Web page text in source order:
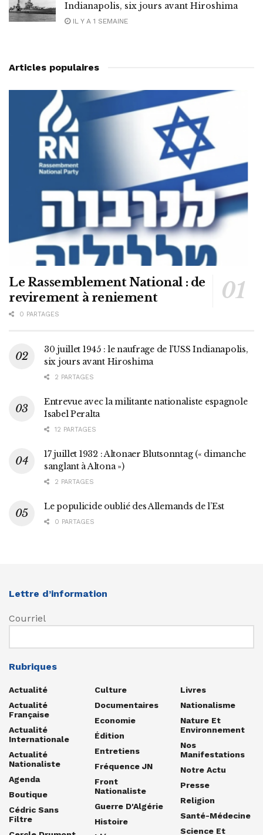
Indianapolis, six jours avant Hiroshima
IL Y A 1 SEMAINE
Articles populaires
Le Rassemblement National : de
revirement à reniement
0 PARTAGES
30 juillet 1945 : le naufrage de l’USS Indianapolis,
six jours avant Hiroshima
2 PARTAGES
Entrevue avec la militante nationaliste espagnole
Isabel Peralta
12 PARTAGES
17 juillet 1932 : Altonaer Blutsonntag (« dimanche
sanglant à Altona »)
2 PARTAGES
Le populicide oublié des Allemands de l’Est
0 PARTAGES
Lettre d’information
Courriel
Rubriques
Actualité
Actualité
Française
Actualité
Internationale
Actualité
Nationaliste
Agenda
Boutique
Cédric Sans
Filtre
Culture
Documentaires
Economie
Édition
Entretiens
Fréquence JN
Front
Nationaliste
Guerre D'Algérie
Histoire
Livres
Nationalisme
Nature Et
Environnement
Nos
Manifestations
Notre Actu
Presse
Religion
Santé-Médecine
Science Et